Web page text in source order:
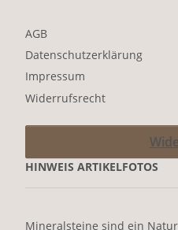
AGB
Datenschutzerklärung
Impressum
Widerrufsrecht
HINWEIS ARTIKELFOTOS
Mineralsteine sind ein